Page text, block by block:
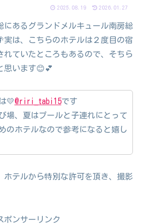
2025.08.19 2026.01.27
にあるグランドメルキュール南房総
実は、こちらのホテルは２度目の宿
れていたところもあるので、そちら
思います😊💕
💛@riri_tabi15です
場、夏はプールと子連れにとって
のホテルなので参考になると嬉し
ホテルから特別な許可を頂き、撮影
ポンサーリンク